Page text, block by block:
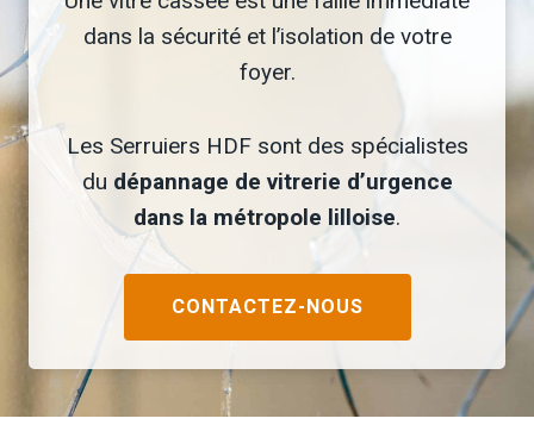
dans la sécurité et l’isolation de votre
foyer.
Les Serruiers HDF sont des spécialistes
du dépannage de vitrerie d’urgence
dans la métropole lilloise.
CONTACTEZ-NOUS